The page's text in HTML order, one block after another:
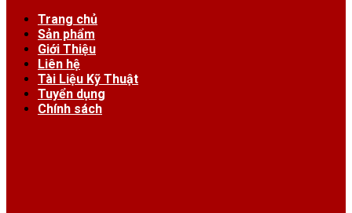
Trang chủ
Sản phẩm
Giới Thiệu
Liên hệ
Tài Liệu Kỹ Thuật
Tuyển dụng
Chính sách